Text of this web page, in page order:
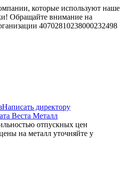
которые используют наше
Обращайте внимание на
40702810238000232498
Написать директору
отпускных цен
на металл уточняйте у